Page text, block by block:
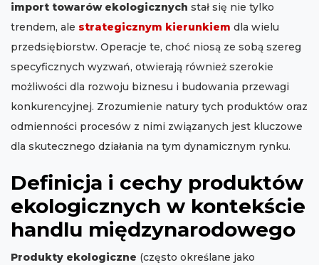
import towarów ekologicznych stał się nie tylko
trendem, ale strategicznym kierunkiem dla wielu
przedsiębiorstw. Operacje te, choć niosą ze sobą szereg
specyficznych wyzwań, otwierają również szerokie
możliwości dla rozwoju biznesu i budowania przewagi
konkurencyjnej. Zrozumienie natury tych produktów oraz
odmienności procesów z nimi związanych jest kluczowe
dla skutecznego działania na tym dynamicznym rynku.
Definicja i cechy produktów
ekologicznych w kontekście
handlu międzynarodowego
Produkty ekologiczne (często określane jako